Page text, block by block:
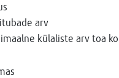
arv
külaliste arv toa